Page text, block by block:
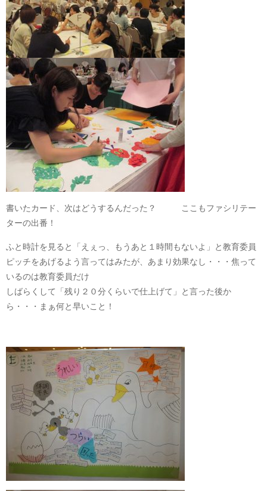
書いたカード、次はどうするんだった？ ここもファシリテー
ターの出番！
ふと時計を見ると「えぇっ、もうあと１時間もないよ」と教育委員
ピッチをあげるよう言ってはみたが、あまり効果なし・・・焦って
いるのは教育委員だけ
しばらくして「残り２０分くらいで仕上げて」と言った後か
ら・・・まぁ何と早いこと！